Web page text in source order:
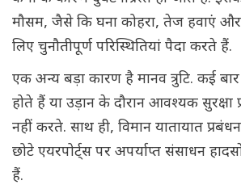
मौसम, जैसे कि घना कोहरा, तेज हवाएं और
लिए चुनौतीपूर्ण परिस्थितियां पैदा करते हैं.
एक अन्य बड़ा कारण है मानव त्रुटि. कई
होते हैं या उड़ान के दौरान आवश्यक सुरक्षा
नहीं करते. साथ ही, विमान यातायात
छोटे एयरपोर्ट्स पर अपर्याप्त संसाधन
हैं.